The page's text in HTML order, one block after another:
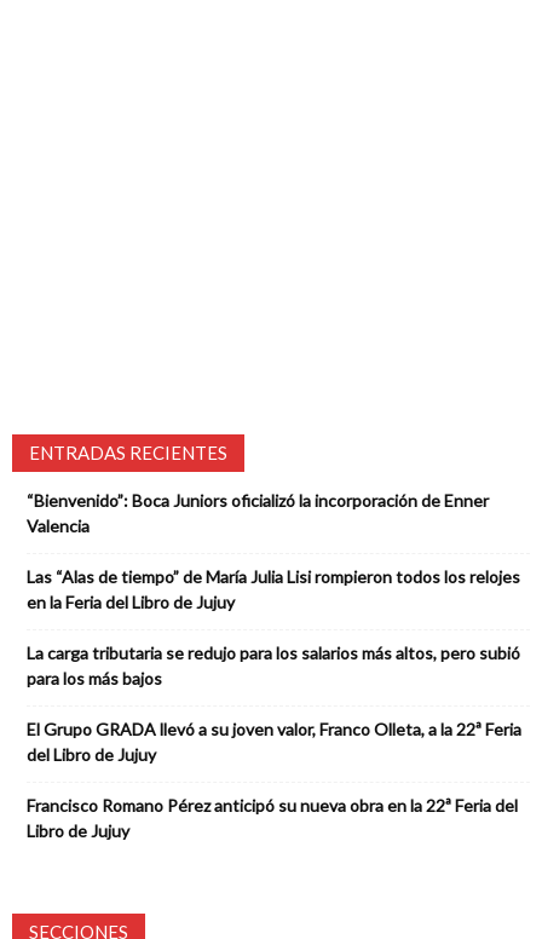
ENTRADAS RECIENTES
“Bienvenido”: Boca Juniors oficializó la incorporación de Enner
Valencia
Las “Alas de tiempo” de María Julia Lisi rompieron todos los relojes
en la Feria del Libro de Jujuy
La carga tributaria se redujo para los salarios más altos, pero subió
para los más bajos
El Grupo GRADA llevó a su joven valor, Franco Olleta, a la 22ª Feria
del Libro de Jujuy
Francisco Romano Pérez anticipó su nueva obra en la 22ª Feria del
Libro de Jujuy
SECCIONES